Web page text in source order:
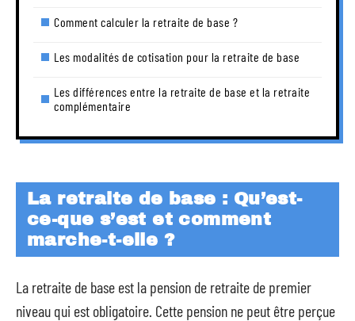
Comment calculer la retraite de base ?
Les modalités de cotisation pour la retraite de base
Les différences entre la retraite de base et la retraite
complémentaire
La retraite de base : Qu’est-
ce-que s’est et comment
marche-t-elle ?
La retraite de base est la pension de retraite de premier
niveau qui est obligatoire. Cette pension ne peut être perçue